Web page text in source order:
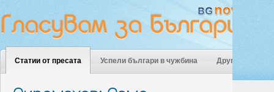
Статии от пресата Успели българи в чужбина Други